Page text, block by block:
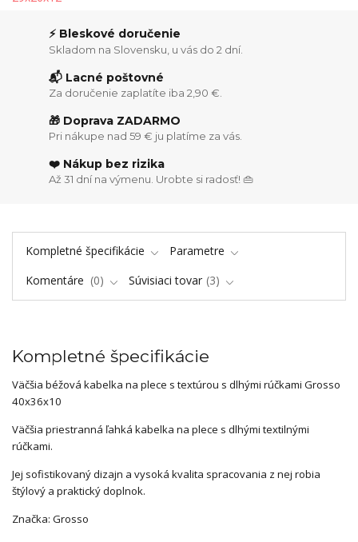
⚡ Bleskové doručenie
Skladom na Slovensku, u vás do 2 dní.
📬 Lacné poštovné
Za doručenie zaplatíte iba 2,90 €.
🎁 Doprava ZADARMO
Pri nákupe nad 59 € ju platíme za vás.
❤️ Nákup bez rizika
Až 31 dní na výmenu. Urobte si radosť! 👜
Kompletné špecifikácie
Parametre
Komentáre
0 Súvisiaci tovar 3
Kompletné špecifikácie
Väčšia béžová kabelka na plece s textúrou s dlhými rúčkami Grosso
40x36x10
Väčšia priestranná ľahká kabelka na plece s dlhými textilnými
rúčkami.
Jej sofistikovaný dizajn a vysoká kvalita spracovania z nej robia
štýlový a praktický doplnok.
Značka: Grosso